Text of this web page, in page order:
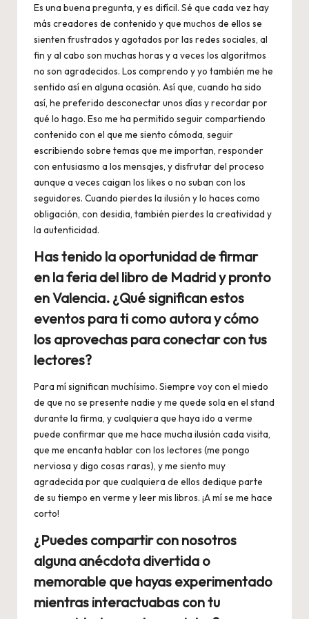
Es una buena pregunta, y es difícil. Sé que cada vez hay
más creadores de contenido y que muchos de ellos se
sienten frustrados y agotados por las redes sociales, al
fin y al cabo son muchas horas y a veces los algoritmos
no son agradecidos. Los comprendo y yo también me he
sentido así en alguna ocasión. Así que, cuando ha sido
así, he preferido desconectar unos días y recordar por
qué lo hago. Eso me ha permitido seguir compartiendo
contenido con el que me siento cómoda, seguir
escribiendo sobre temas que me importan, responder
con entusiasmo a los mensajes, y disfrutar del proceso
aunque a veces caigan los likes o no suban con los
seguidores. Cuando pierdes la ilusión y lo haces como
obligación, con desidia, también pierdes la creatividad y
la autenticidad.
Has tenido la oportunidad de firmar
en la feria del libro de Madrid y pronto
en Valencia. ¿Qué significan estos
eventos para ti como autora y cómo
los aprovechas para conectar con tus
lectores?
Para mí significan muchísimo. Siempre voy con el miedo
de que no se presente nadie y me quede sola en el stand
durante la firma, y cualquiera que haya ido a verme
puede confirmar que me hace mucha ilusión cada visita,
que me encanta hablar con los lectores (me pongo
nerviosa y digo cosas raras), y me siento muy
agradecida por que cualquiera de ellos dedique parte
de su tiempo en verme y leer mis libros. ¡A mí se me hace
corto!
¿Puedes compartir con nosotros
alguna anécdota divertida o
memorable que hayas experimentado
mientras interactuabas con tu